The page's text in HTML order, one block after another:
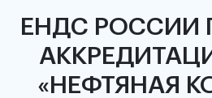
ЕНДС РОССИИ
«НЕФТЯНАЯ